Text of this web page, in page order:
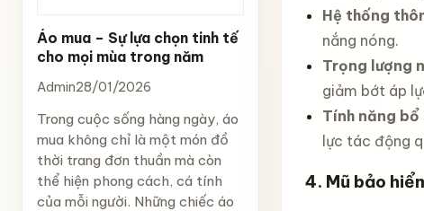
Áo mua – Sự lựa chọn tinh tế
cho mọi mùa trong năm
Admin28/01/2026
Trong cuộc sống hàng ngày, áo
mua không chỉ là một món đồ
thời trang đơn thuần mà còn
thể hiện phong cách, cá tính
của mỗi người. Những chiếc áo
Hệ thống
nắng nóng.
Trọng lượng
giảm bớt áp
Tính năng bổ
lực tác động
4. Mũ bảo